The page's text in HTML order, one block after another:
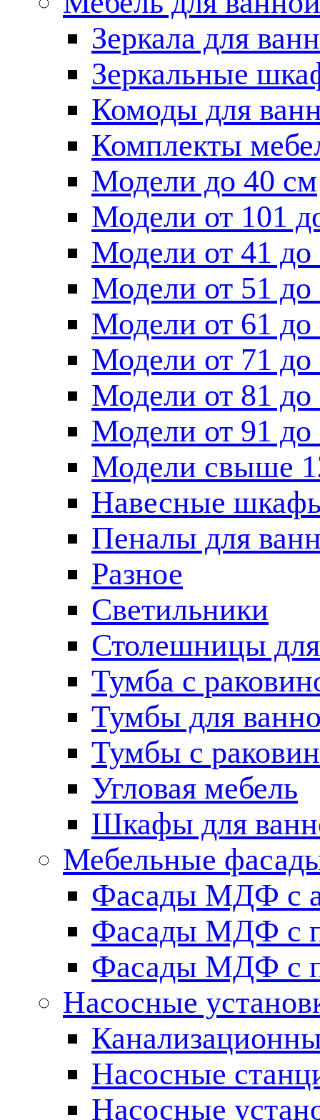
Зеркала для
Зеркальные
Комоды для
Комплекты
Модели до 40 см
Модели от 101
Модели от 41 до
Модели от 51 до
Модели от 61 до
Модели от 71 до
Модели от 81 до
Модели от 91 до
Модели свыше
Навесные
Пеналы для
Разное
Светильники
Столешницы
Тумба с
Тумбы для
Тумбы с
Угловая мебель
Шкафы для
Мебельные
Фасады МДФ c
Фасады МДФ с
Фасады МДФ с
Насосные
Насосные
Насосные